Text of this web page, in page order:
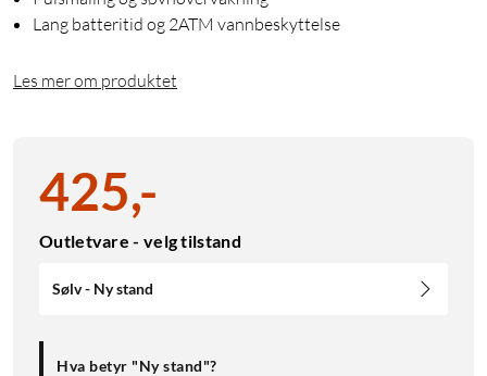
Lang batteritid og 2ATM vannbeskyttelse
Les mer om produktet
425,-
Outletvare - velg tilstand
Sølv - Ny stand
Hva betyr "Ny stand"?